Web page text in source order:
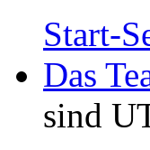
Start-
Das
sind